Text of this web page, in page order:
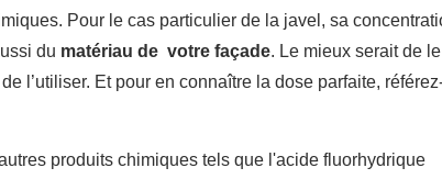
Pour le cas particulier de la javel, sa
du matériau de votre façade. Le mieux serait de le
l’utiliser. Et pour en connaître la dose parfaite,
produits chimiques tels que l'acide fluorhydrique